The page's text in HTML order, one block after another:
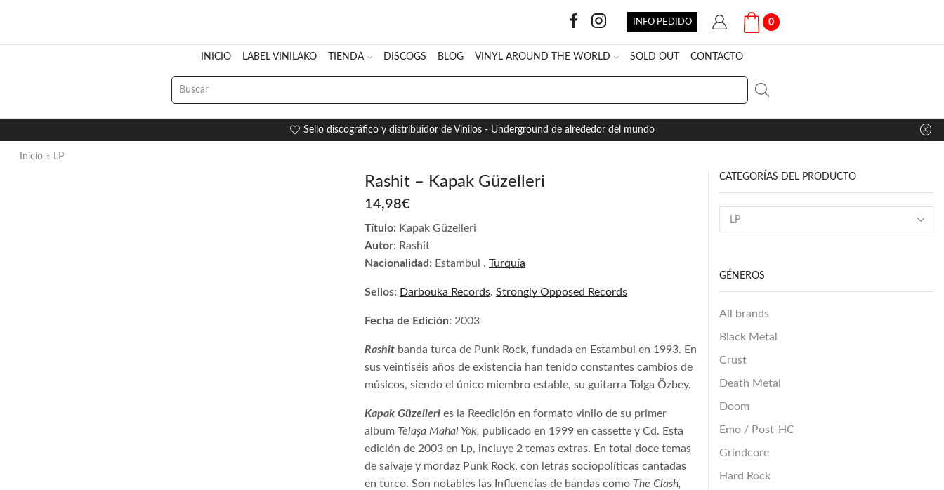
INFO PEDIDO 0
INICIO LABEL VINILAKO TIENDA DISCOGS BLOG VINYL AROUND THE WORLD SOLD OUT CONTACTO
SEARCH
INPUT
Sello discográfico y distribuidor de Vinilos - Underground de alrededor del mundo
Inicio LP
Rashit – Kapak Güzelleri
14,98€
Título: Kapak Güzelleri
Autor: Rashit
Nacionalidad : Estambul . Turquía
Sellos: Darbouka Records. Strongly Opposed Records
Fecha de Edición: 2003
Rashit banda turca de Punk Rock, fundada en Estambul en 1993. En
sus veintiséis años de existencia han tenido constantes cambios de
músicos, siendo el único miembro estable, su guitarra Tolga Özbey.
Kapak Güzelleri es la Reedición en formato vinilo de su primer
album Telaşa Mahal Yok, publicado en 1999 en cassette y Cd. Esta
edición de 2003 en Lp, incluye 2 temas extras. En total doce temas
de salvaje y mordaz Punk Rock, con letras sociopolíticas cantadas
en turco. Son notables las Influencias de bandas como The Clash,
CATEGORÍAS DEL PRODUCTO
GÉNEROS
All brands
Black Metal
Crust
Death Metal
Doom
Emo / Post-HC
Grindcore
Hard Rock